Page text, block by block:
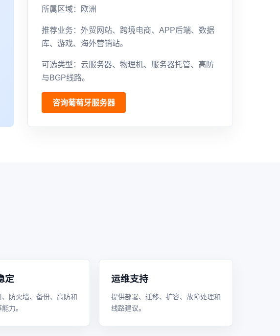
所属区域：欧洲
推荐业务：外贸网站、跨境电商、APP后端、数据
库、游戏、海外营销站。
可选类型：云服务器、物理机、服务器托管、高防
与BGP线路。
咨询葡萄牙服务器
定
、防火墙、备份、高防和
力。
运维支持
提供部署、迁移、扩容、故障处理和
线路建议。